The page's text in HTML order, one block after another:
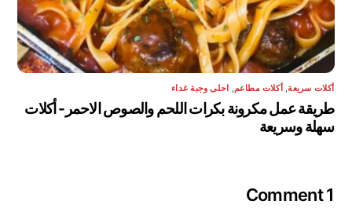
أكلات سريعة,أكلات مطاعم, احلى وجبة غداء
طريقة عمل مكرونة بكرات اللحم والصوص الاحمر- أكلات
سهلة وسريعة
1 Comment